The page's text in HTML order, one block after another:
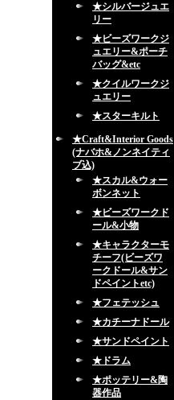
★シルバージュエ
リー
★ビーズワークジ
ュエリー&ポーチ
バッグ&etc
★クイルワークジ
ュエリー
★スターキルト
★Craft&Interior Goods
(ナバホ&ノンネイティ
ブ込)
★スカル&ウォー
ボンネット
★ビーズワークド
ール&小物
★キャラクターモ
チーフ(ビーズワ
ークドール&サン
ドペイントetc)
★フェテッシュ
★カチーナドール
★サンドペイント
★ドラム
★ポッテリー&陶
器作品